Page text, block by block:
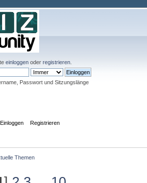
einloggenoder registrieren.
Passwort und Sitzungslänge
Einloggen Registrieren
Themen